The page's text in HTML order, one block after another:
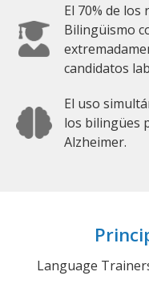
El 70% de
Bilingüismo
candidatos
El uso
los bilingües
Alzheimer.
Language